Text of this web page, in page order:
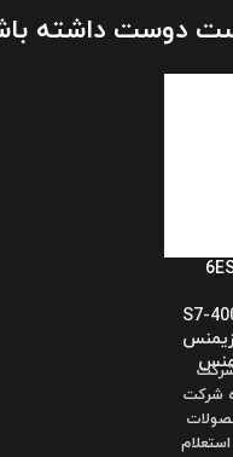
دوست داشته
S7-
زیمنس
شرکت